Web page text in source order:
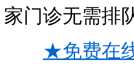
家门诊无需排
★免费在